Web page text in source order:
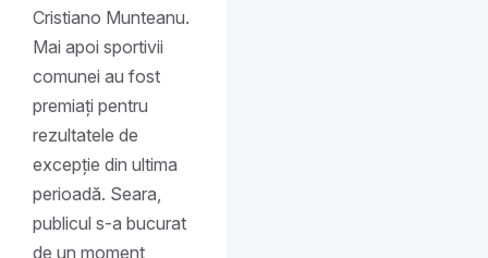
Cristiano Munteanu.
Mai apoi sportivii
comunei au fost
premiați pentru
rezultatele de
excepție din ultima
perioadă. Seara,
publicul s-a bucurat
de un moment